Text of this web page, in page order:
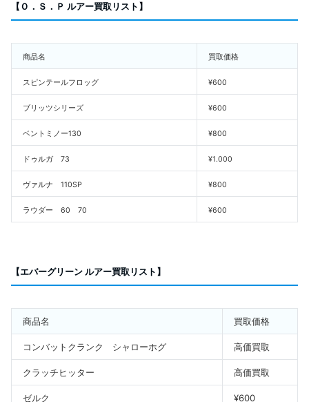
【Ｏ．Ｓ．Ｐ ルアー買取リスト】
商品名 買取価格
スピンテールフロッグ ¥600
ブリッツシリーズ ¥600
ベントミノー130 ¥800
ドゥルガ 73 ¥1.000
ヴァルナ 110SP ¥800
ラウダー 60 70 ¥600
【エバーグリーン ルアー買取リスト】
商品名 買取価格
コンバットクランク シャローホグ 高価買取
クラッチヒッター 高価買取
ゼルク ¥600